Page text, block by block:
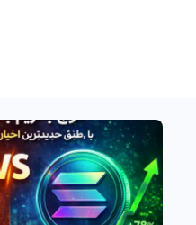
توجهی دست یافته است.
به آن توجه کرد. با وجود حجم